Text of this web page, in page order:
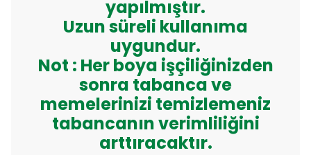
yapılmıştır.
Uzun süreli kullanıma
uygundur.
Not : Her boya işçiliğinizden
sonra tabanca ve
memelerinizi temizlemeniz
tabancanın verimliliğini
arttıracaktır.